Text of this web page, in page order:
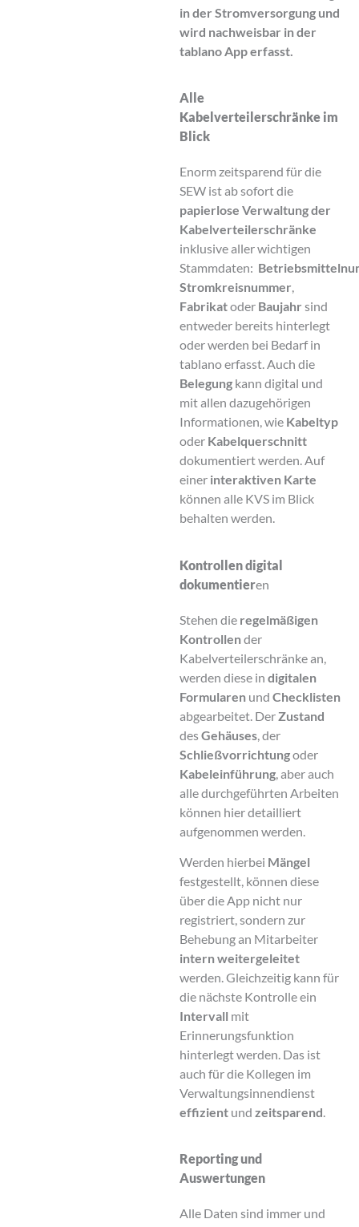
in der Stromversorgung und
wird nachweisbar in der
tablano App erfasst.
Alle
Kabelverteilerschränke im
Blick
Enorm zeitsparend für die
SEW ist ab sofort die
papierlose Verwaltungder
Kabelverteilerschränke
inklusive aller wichtigen
Stammdaten:
Stromkreisnummer,
Fabrikatoder Baujahr sind
entweder bereits hinterlegt
oder werden bei Bedarf in
tablano erfasst. Auch die
Belegung kann digital und
mit allen dazugehörigen
Informationen, wie Kabeltyp
oder Kabelquerschnitt
dokumentiert werden. Auf
einer interaktiven Karte
können alle KVS im Blick
behalten werden.
Kontrollen digital
dokumentieren
Stehen die regelmäßigen
Kontrollender
Kabelverteilerschränke an,
werden diese in digitalen
Formularen und Checklisten
abgearbeitet. Der Zustand
desGehäuses , der
Schließvorrichtungoder
Kabeleinführung , aber auch
alle durchgeführten Arbeiten
können hier detailliert
aufgenommen werden.
Werden hierbei Mängel
festgestellt, können diese
über die App nicht nur
registriert, sondern zur
Behebung an Mitarbeiter
intern weitergeleitet
werden. Gleichzeitig kann für
die nächste Kontrolle ein
Intervall mit
Erinnerungsfunktion
hinterlegt werden. Das ist
auch für die Kollegen im
Verwaltungsinnendienst
effizient und zeitsparend.
Reporting und
Auswertungen
Alle Daten sind immer und